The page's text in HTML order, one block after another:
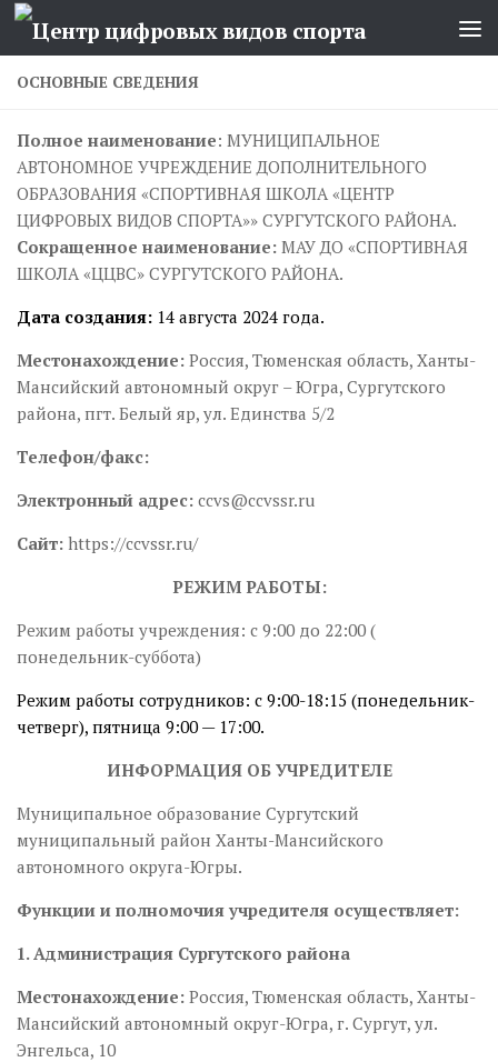
Перейти к содержимому
ОСНОВНЫЕ СВЕДЕНИЯ
Полное наименование: МУНИЦИПАЛЬНОЕ
АВТОНОМНОЕ УЧРЕЖДЕНИЕ ДОПОЛНИТЕЛЬНОГО
ОБРАЗОВАНИЯ «СПОРТИВНАЯ ШКОЛА «ЦЕНТР
ЦИФРОВЫХ ВИДОВ СПОРТА»» СУРГУТСКОГО РАЙОНА.
Сокращенное наименование: МАУ ДО «СПОРТИВНАЯ
ШКОЛА «ЦЦВС» СУРГУТСКОГО РАЙОНА.
Дата создания: 14 августа 2024 года.
Местонахождение: Россия, Тюменская область, Ханты-
Мансийский автономный округ – Югра, Сургутского
района, пгт. Белый яр, ул. Единства 5/2
Телефон/факс:
Электронный адрес: ccvs@ccvssr.ru
Сайт: https://ccvssr.ru/
РЕЖИМ РАБОТЫ:
Режим работы учреждения: с 9:00 до 22:00 (
понедельник-суббота)
Режим работы сотрудников: с 9:00-18:15 (понедельник-
четверг), пятница 9:00 — 17:00.
ИНФОРМАЦИЯ ОБ УЧРЕДИТЕЛЕ
Муниципальное образование Сургутский
муниципальный район Ханты-Мансийского
автономного округа-Югры.
Функции и полномочия учредителя осуществляет:
1. Администрация Сургутского района
Местонахождение: Россия, Тюменская область, Ханты-
Мансийский автономный округ-Югра, г. Сургут, ул.
Энгельса, 10